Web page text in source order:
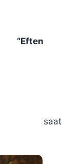
“Eften
saat